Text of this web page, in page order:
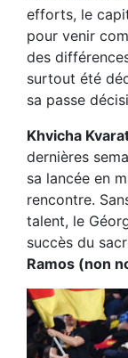
efforts, le
pour venir
des
surtout été
sa passe
Khvicha
dernières
sa lancée en
rencontre.
talent, le
succès du
Ramos (non